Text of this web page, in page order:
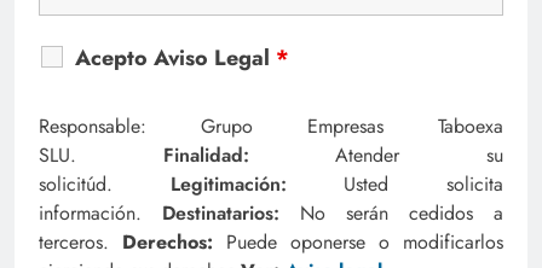
Acepto Aviso Legal *
Responsable: Grupo Empresas Taboexa
SLU. Finalidad:Atender su
solicitúd. Legitimación: Usted solicita
información. Destinatarios: No serán cedidos a
terceros. Derechos: Puede oponerse o modificarlos